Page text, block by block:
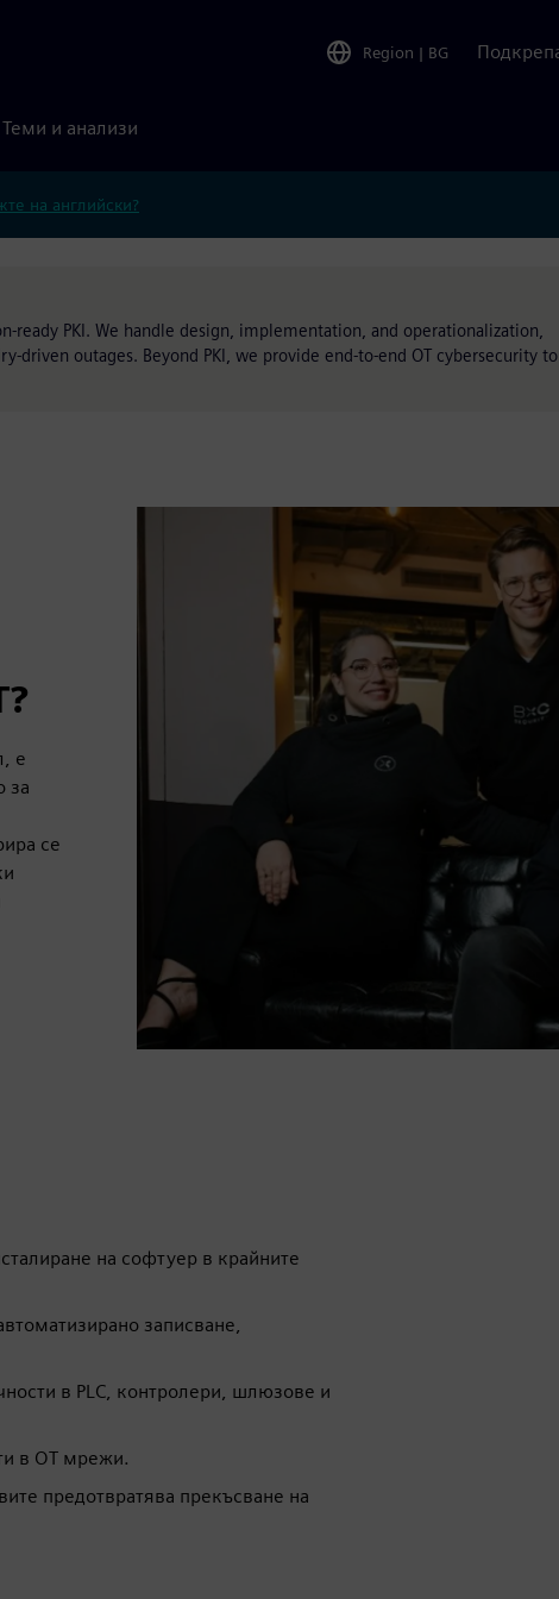
Region | BG
Теми и анализи
на английски?
PKI. We handle design, implementation, and operationalization,
outages. Beyond PKI, we provide end-to-end OT cybersecurity to
е
за
се
на софтуер в крайните
записване,
в PLC, контролери, шлюзове и
в OT мрежи.
предотвратява прекъсване на